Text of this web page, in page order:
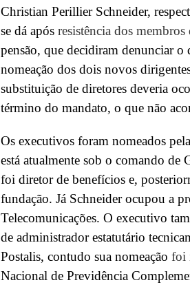
Christian Perillier Schneider,
se dá após resistência dos
pensão, que decidiram denunciar o
nomeação dos dois novos
substituição de diretores deveria
término do mandato, o que não
Os executivos foram nomeados
está atualmente sob o comando
foi diretor de benefícios e,
fundação. Já Schneider ocupou a
Telecomunicações. O executivo
de administrador estatutário
Postalis, contudo sua nomeação foi
Nacional de Previdência